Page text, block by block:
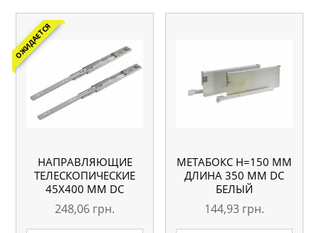
ОЖИДАЕТСЯ
НАПРАВЛЯЮЩИЕ
ТЕЛЕСКОПИЧЕСКИЕ
45Х400 ММ DC
248,06 грн.
МЕТАБОКС H=150 ММ
ДЛИНА 350 ММ DC
БЕЛЫЙ
144,93 грн.